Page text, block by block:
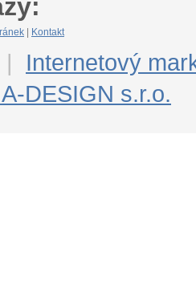
Kontakt
|
Internetový
DESIGN s.r.o.